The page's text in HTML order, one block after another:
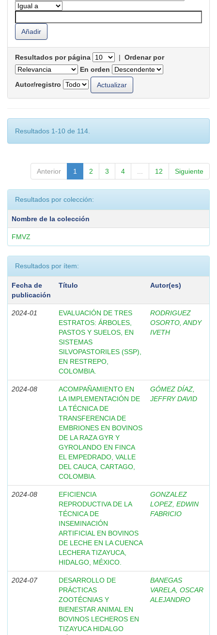
Resultados por página | Ordenar por
En orden
Autor/registro
Resultados 1-10 de 114.
Anterior 1 2 3 4 12 Siguiente
Resultados por colección:
Nombre de la colección
FMVZ
Resultados por ítem:
Fecha de
publicación
Título Autor(es)
2024-01
EVALUACIÓN DE TRES
ESTRATOS: ÁRBOLES,
PASTOS Y SUELOS, EN
SISTEMAS
SILVOPASTORILES (SSP),
EN RESTREPO,
COLOMBIA.
RODRIGUEZ
OSORTO, ANDY
IVETH
2024-08
ACOMPAÑAMIENTO EN
LA IMPLEMENTACIÓN DE
LA TÉCNICA DE
TRANSFERENCIA DE
EMBRIONES EN BOVINOS
DE LA RAZA GYR Y
GYROLANDO EN FINCA
EL EMPEDRADO, VALLE
DEL CAUCA, CARTAGO,
COLOMBIA.
GÓMEZ DÍAZ,
JEFFRY DAVID
2024-08
EFICIENCIA
REPRODUCTIVA DE LA
TÉCNICA DE
INSEMINACIÓN
ARTIFICIAL EN BOVINOS
DE LECHE EN LA CUENCA
LECHERA TIZAYUCA,
HIDALGO, MÉXICO.
GONZALEZ
LOPEZ, EDWIN
FABRICIO
2024-07
DESARROLLO DE
PRÁCTICAS
ZOOTÉCNIAS Y
BIENESTAR ANIMAL EN
BOVINOS LECHEROS EN
TIZAYUCA HIDALGO
BANEGAS
VARELA, OSCAR
ALEJANDRO